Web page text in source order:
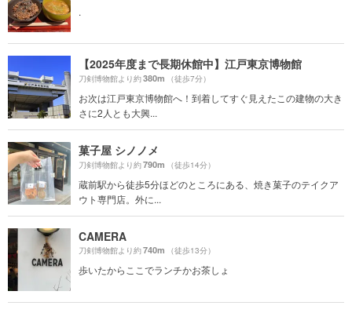
.
【2025年度まで長期休館中】江戸東京博物館
刀剣博物館より約380m （徒歩7分）
お次は江戸東京博物館へ！到着してすぐ見えたこの建物の大き
さに2人とも大興...
菓子屋 シノノメ
刀剣博物館より約790m （徒歩14分）
蔵前駅から徒歩5分ほどのところにある、焼き菓子のテイクア
ウト専門店。外に...
CAMERA
刀剣博物館より約740m （徒歩13分）
歩いたからここでランチかお茶しょ